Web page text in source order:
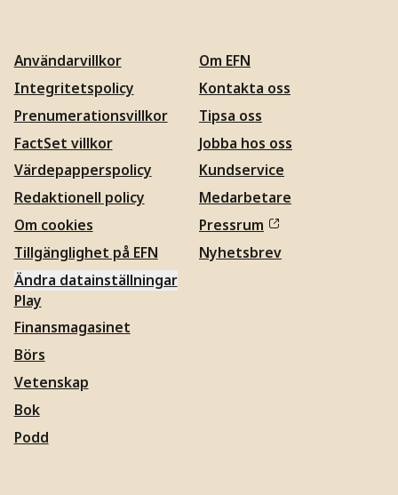
Användarvillkor
Integritetspolicy
Prenumerationsvillkor
FactSet villkor
Värdepapperspolicy
Redaktionell policy
Om cookies
Tillgänglighet på EFN
Ändra datainställningar
Om EFN
Kontakta oss
Tipsa oss
Jobba hos oss
Kundservice
Medarbetare
Pressrum
Nyhetsbrev
Play
Finansmagasinet
Börs
Vetenskap
Bok
Podd